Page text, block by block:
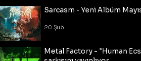
Sarcasm - Yeni Albüm
20 Şub
Metal Factory - "Human